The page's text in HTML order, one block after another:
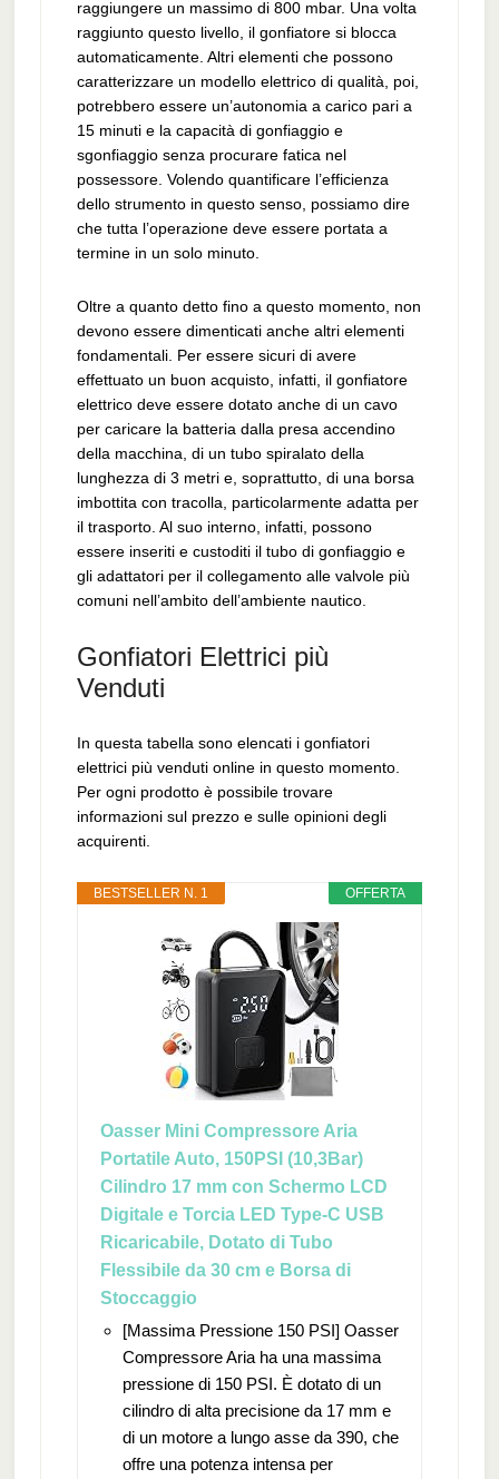
raggiungere un massimo di 800 mbar. Una volta
raggiunto questo livello, il gonfiatore si blocca
automaticamente. Altri elementi che possono
caratterizzare un modello elettrico di qualità, poi,
potrebbero essere un’autonomia a carico pari a
15 minuti e la capacità di gonfiaggio e
sgonfiaggio senza procurare fatica nel
possessore. Volendo quantificare l’efficienza
dello strumento in questo senso, possiamo dire
che tutta l’operazione deve essere portata a
termine in un solo minuto.
Oltre a quanto detto fino a questo momento, non
devono essere dimenticati anche altri elementi
fondamentali. Per essere sicuri di avere
effettuato un buon acquisto, infatti, il gonfiatore
elettrico deve essere dotato anche di un cavo
per caricare la batteria dalla presa accendino
della macchina, di un tubo spiralato della
lunghezza di 3 metri e, soprattutto, di una borsa
imbottita con tracolla, particolarmente adatta per
il trasporto. Al suo interno, infatti, possono
essere inseriti e custoditi il tubo di gonfiaggio e
gli adattatori per il collegamento alle valvole più
comuni nell’ambito dell’ambiente nautico.
Gonfiatori Elettrici più
Venduti
In questa tabella sono elencati i gonfiatori
elettrici più venduti online in questo momento.
Per ogni prodotto è possibile trovare
informazioni sul prezzo e sulle opinioni degli
acquirenti.
OFFERTA
BESTSELLER N. 1
Oasser Mini Compressore Aria
Portatile Auto, 150PSI (10,3Bar)
Cilindro 17 mm con Schermo LCD
Digitale e Torcia LED Type-C USB
Ricaricabile, Dotato di Tubo
Flessibile da 30 cm e Borsa di
Stoccaggio
[Massima Pressione 150 PSI] Oasser
Compressore Aria ha una massima
pressione di 150 PSI. È dotato di un
cilindro di alta precisione da 17 mm e
di un motore a lungo asse da 390, che
offre una potenza intensa per